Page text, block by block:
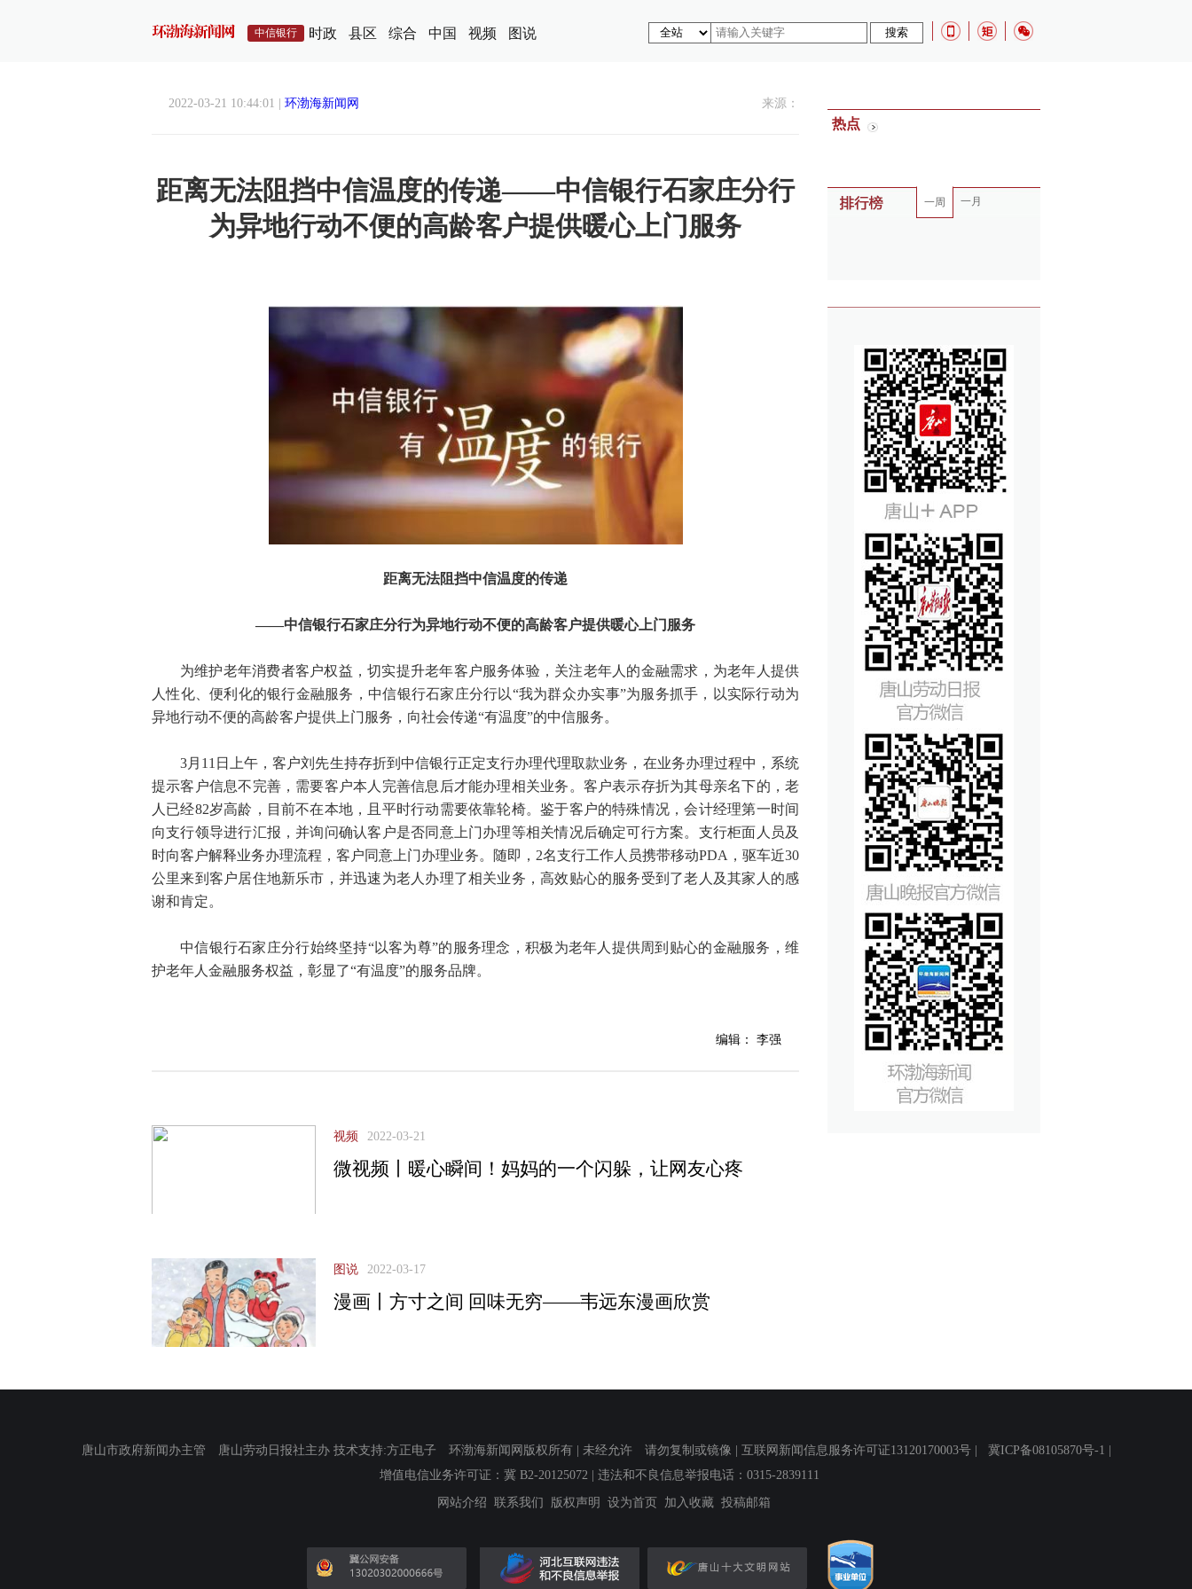
中信银行 时政 县区 综合 中国 视频 图说
2022-03-21 10:44:01 | 环渤海新闻网 来源：
距离无法阻挡中信温度的传递——中信银行石家庄分行
为异地行动不便的高龄客户提供暖心上门服务
距离无法阻挡中信温度的传递
——中信银行石家庄分行为异地行动不便的高龄客户提供暖心上门服务
为维护老年消费者客户权益，切实提升老年客户服务体验，关注老年人的金融需求，为老年人提供
人性化、便利化的银行金融服务，中信银行石家庄分行以“我为群众办实事”为服务抓手，以实际行动为
异地行动不便的高龄客户提供上门服务，向社会传递“有温度”的中信服务。
3月11日上午，客户刘先生持存折到中信银行正定支行办理代理取款业务，在业务办理过程中，系统
提示客户信息不完善，需要客户本人完善信息后才能办理相关业务。客户表示存折为其母亲名下的，老
人已经82岁高龄，目前不在本地，且平时行动需要依靠轮椅。鉴于客户的特殊情况，会计经理第一时间
向支行领导进行汇报，并询问确认客户是否同意上门办理等相关情况后确定可行方案。支行柜面人员及
时向客户解释业务办理流程，客户同意上门办理业务。随即，2名支行工作人员携带移动PDA，驱车近30
公里来到客户居住地新乐市，并迅速为老人办理了相关业务，高效贴心的服务受到了老人及其家人的感
谢和肯定。
中信银行石家庄分行始终坚持“以客为尊”的服务理念，积极为老年人提供周到贴心的金融服务，维
护老年人金融服务权益，彰显了“有温度”的服务品牌。
编辑： 李强
视频 2022-03-21
微视频丨暖心瞬间！妈妈的一个闪躲，让网友心疼
图说 2022-03-17
漫画丨方寸之间 回味无穷——韦远东漫画欣赏
热点
一周 一月
唐山市政府新闻办主管 唐山劳动日报社主办 技术支持:方正电子 环渤海新闻网版权所有 | 未经允许 请勿复制或镜像 | 互联网新闻信息服务许可证13120170003号 | 冀ICP备08105870号-1
增值电信业务许可证：冀 B2-20125072 | 违法和不良信息举报电话：0315-2839111
网站介绍 联系我们 版权声明 设为首页 加入收藏 投稿邮箱